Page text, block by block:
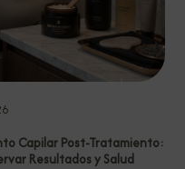
Capilar Post-Tratamiento:
Resultados y Salud